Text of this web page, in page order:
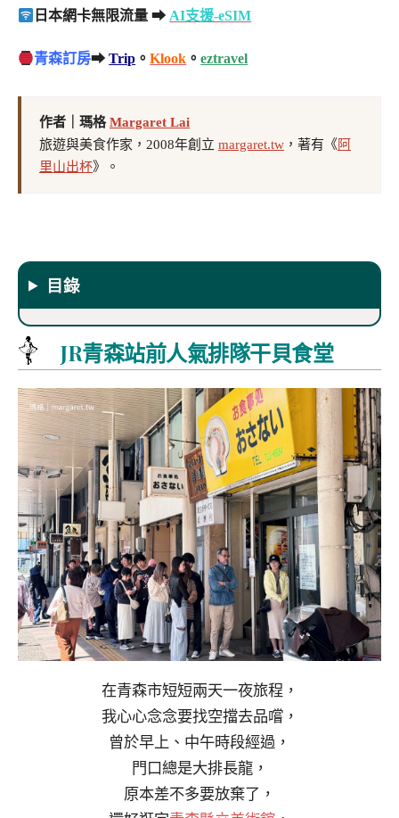
日本網卡無限流量 ➡ AI支援-eSIM
青森訂房➡Trip 。Klook 。eztravel
作者｜瑪格Margaret Lai
旅遊與美食作家，2008年創立 margaret.tw ，著有《阿
里山出杯》。
目錄
JR青森站前人氣排隊干貝食堂
在青森市短短兩天一夜旅程，
我心心念念要找空擋去品嚐，
曾於早上、中午時段經過，
門口總是大排長龍，
原本差不多要放棄了，